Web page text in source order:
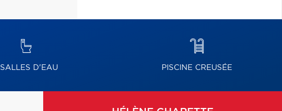
SALLES D'EAU PISCINE CREUSÉE